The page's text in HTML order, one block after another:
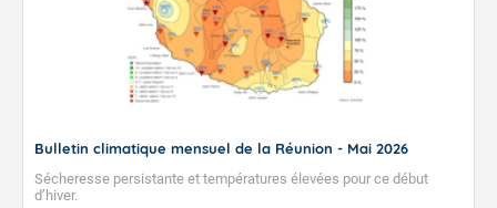
Bulletin climatique mensuel de la Réunion - Mai 2026
Sécheresse persistante et températures élevées pour ce début
d’hiver.